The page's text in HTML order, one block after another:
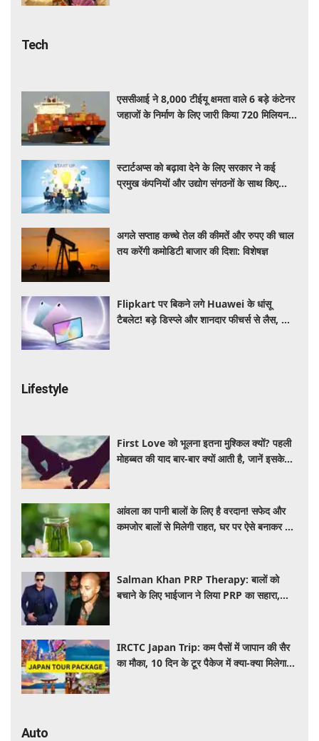
Tech
एससीआई ने 8,000 टीईयू क्षमता वाले 6 बड़े कंटेनर
जहाजों के निर्माण के लिए जारी किया 720 मिलियन
स्टार्टअप्स को बढ़ावा देने के लिए सरकार ने कई
प्रमुख कंपनियों और उद्योग संगठनों के साथ किए
अगले सप्ताह कच्चे तेल की कीमतें और रुपए की चाल
तय करेंगी कमोडिटी बाजार की दिशा: विशेषज्ञ
Flipkart पर बिकने लगे Huawei के धांसू
टैबलेट! बड़े डिस्प्ले और शानदार फीचर्स से लैस, जानें
Lifestyle
First Love को भूलना इतना मुश्किल क्यों? पहली
मोहब्बत की याद बार-बार क्यों आती है, जानें इसके
आंवला का पानी बालों के लिए है वरदान! सफेद और
कमजोर बालों से मिलेगी राहत, घर पर ऐसे बनाकर करें
Salman Khan PRP Therapy: बालों को
बचाने के लिए भाईजान ने लिया PRP का सहारा,
IRCTC Japan Trip: कम पैसों में जापान की सैर
का मौका, 10 दिन के टूर पैकेज में क्या-क्या मिलेगा?
Auto